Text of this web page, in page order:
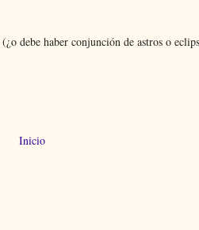
debe haber conjunción de astros o
Inicio